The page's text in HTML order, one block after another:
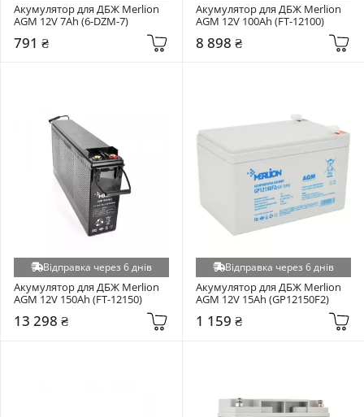
Акумулятор для ДБЖ Merlion
AGM 12V 7Ah (6-DZM-7)
791 ₴
Акумулятор для ДБЖ Merlion
AGM 12V 100Ah (FT-12100)
8 898 ₴
Відправка через 6 днів
Акумулятор для ДБЖ Merlion
AGM 12V 150Ah (FT-12150)
13 298 ₴
Відправка через 6 днів
Акумулятор для ДБЖ Merlion
AGM 12V 15Ah (GP12150F2)
1 159 ₴